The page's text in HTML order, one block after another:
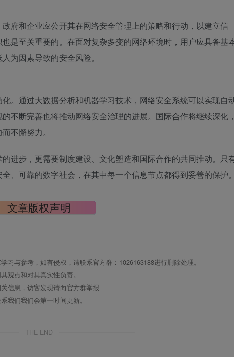
府和企业应公开其在网络安全管理上的策略和行动，以建立信
是至关重要的。在面对复杂多变的网络环境时，用户应具备基
为因素导致的安全风险。
。通过大数据分析和机器学习技术，网络安全系统可以实现自
不断完善也将推动网络安全治理的进展。国际合作将继续深化，
不懈努力。
进步，更需要制度建设、文化塑造和国际合作的共同推动。只
、可靠的数字社会，在其中每一个信息节点都得到妥善的保护。
文章版权声明
与参考，如有侵权，请联系官方群：1026163188进行删除处理。
观点和对其真实性负责。
信息，访客发现请向官方群举报
我们我们会第一时间更新。
THE END